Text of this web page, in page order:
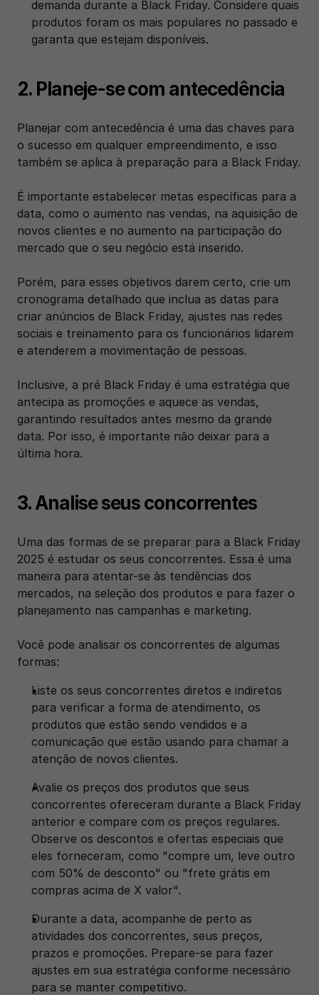
demanda durante a Black Friday. Considere quais
produtos foram os mais populares no passado e
garanta que estejam disponíveis.
2. Planeje-se com antecedência
Planejar com antecedência é uma das chaves para
o sucesso em qualquer empreendimento, e isso
também se aplica à preparação para a Black Friday.
É importante estabelecer metas específicas para a
data, como o aumento nas vendas, na aquisição de
novos clientes e no aumento na participação do
mercado que o seu negócio está inserido.
Porém, para esses objetivos darem certo, crie um
cronograma detalhado que inclua as datas para
criar anúncios de Black Friday, ajustes nas redes
sociais e treinamento para os funcionários lidarem
e atenderem a movimentação de pessoas.
Inclusive, a pré Black Friday é uma estratégia que
antecipa as promoções e aquece as vendas,
garantindo resultados antes mesmo da grande
data. Por isso, é importante não deixar para a
última hora.
3. Analise seus concorrentes
Uma das formas de se preparar para a Black Friday
2025 é estudar os seus concorrentes. Essa é uma
maneira para atentar-se às tendências dos
mercados, na seleção dos produtos e para fazer o
planejamento nas campanhas e marketing.
Você pode analisar os concorrentes de algumas
formas:
Liste os seus concorrentes diretos e indiretos
para verificar a forma de atendimento, os
produtos que estão sendo vendidos e a
comunicação que estão usando para chamar a
atenção de novos clientes.
Avalie os preços dos produtos que seus
concorrentes ofereceram durante a Black Friday
anterior e compare com os preços regulares.
Observe os descontos e ofertas especiais que
eles forneceram, como "compre um, leve outro
com 50% de desconto" ou "frete grátis em
compras acima de X valor".
Durante a data, acompanhe de perto as
atividades dos concorrentes, seus preços,
prazos e promoções. Prepare-se para fazer
ajustes em sua estratégia conforme necessário
para se manter competitivo.